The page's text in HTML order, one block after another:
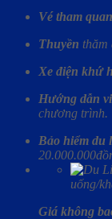
Vé tham
Thuyền thăm
Xe điện khứ
Hướng dẫn
chương trình.
Bảo hiểm du
uống/
Giá không